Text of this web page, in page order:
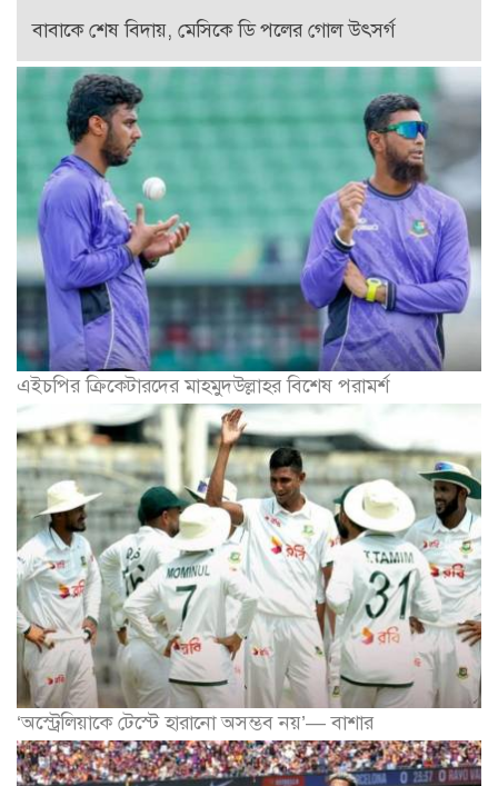
বাবাকে শেষ বিদায়, মেসিকে ডি পলের গোল উৎসর্গ
এইচপির ক্রিকেটারদের মাহমুদউল্লাহর বিশেষ পরামর্শ
‘অস্ট্রেলিয়াকে টেস্টে হারানো অসম্ভব নয়’— বাশার